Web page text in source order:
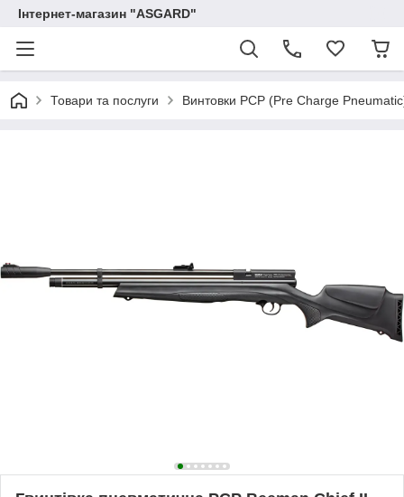
Інтернет-магазин "ASGARD"
Товари та послуги Винтовки PCP (Pre Charge